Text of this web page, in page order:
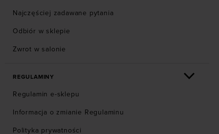
Najczęściej zadawane pytania
Odbiór w sklepie
Zwrot w salonie
REGULAMINY
Regulamin e-sklepu
Informacja o zmianie Regulaminu
Polityka prywatności